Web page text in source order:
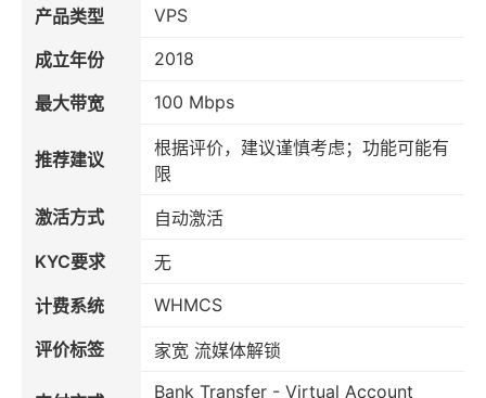
产品类型
VPS
成立年份 2018
最大带宽 100 Mbps
推荐建议
根据评价，建议谨慎考虑；功能可能有
限
激活方式
自动激活
KYC要求
无
计费系统
WHMCS
评价标签 家宽 流媒体解锁
Bank Transfer - Virtual Account